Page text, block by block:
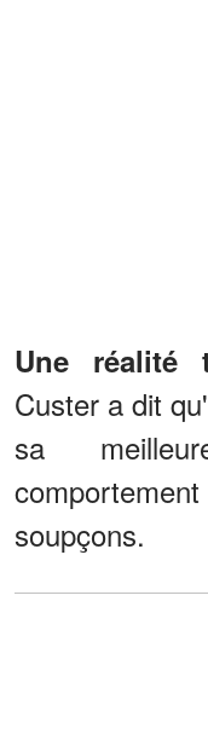
Une réalité
Custer a dit
sa
soupçons.